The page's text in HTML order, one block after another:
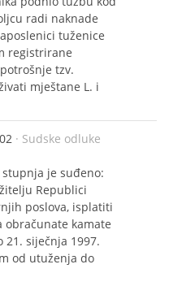
radi naknade
tuženice
registrirane
tzv.
mještane L. i
· Sudske odluke
je suđeno:
Republici
poslova, isplatiti
obračunate kamate
21. siječnja 1997.
od utuženja do